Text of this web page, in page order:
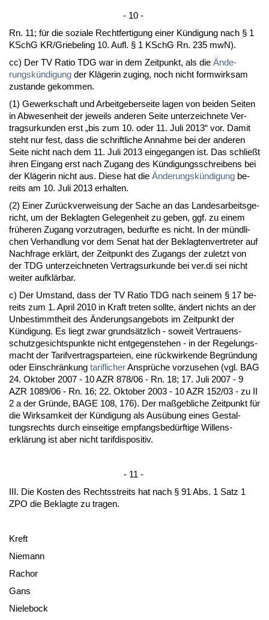
- 10 -
Rn. 11; für die so­zia­le Recht­fer­ti­gung ei­ner Kündi­gung nach § 1
KSchG KR/Grie­be­ling 10. Aufl. § 1 KSchG Rn. 235 mwN).
cc) Der TV Ra­tio TDG war in dem Zeit­punkt, als die Ände­
rungskündi­gung der Kläge­rin zu­ging, noch nicht form­wirk­sam
zu­stan­de ge­kom­men.
(1) Ge­werk­schaft und Ar­beit­ge­ber­sei­te la­gen von bei­den Sei­ten
in Ab­we­sen­heit der je­weils an­de­ren Sei­te un­ter­zeich­ne­te Ver­
trags­ur­kun­den erst „bis zum 10. oder 11. Ju­li 2013“ vor. Da­mit
steht nur fest, dass die schrift­li­che An­nah­me bei der an­de­ren
Sei­te nicht nach dem 11. Ju­li 2013 ein­ge­gan­gen ist. Das schließt
ih­ren Ein­gang erst nach Zu­gang des Kündi­gungs­schrei­bens bei
der Kläge­rin nicht aus. Die­se hat die Ände­rungskündi­gung be­
reits am 10. Ju­li 2013 er­hal­ten.
(2) Ei­ner Zurück­ver­wei­sung der Sa­che an das Lan­des­ar­beits­ge­
richt, um der Be­klag­ten Ge­le­gen­heit zu ge­ben, ggf. zu ei­nem
frühe­ren Zu­gang vor­zu­tra­gen, be­durf­te es nicht. In der münd­li­
chen Ver­hand­lung vor dem Se­nat hat der Be­klag­ten­ver­tre­ter auf
Nach­fra­ge erklärt, der Zeit­punkt des Zu­gangs der zu­letzt von
der TDG un­ter­zeich­ne­ten Ver­trags­ur­kun­de bei ver.di sei nicht
wei­ter aufklärbar.
c) Der Um­stand, dass der TV Ra­tio TDG nach sei­nem § 17 be­
reits zum 1. April 2010 in Kraft tre­ten soll­te, ändert nichts an der
Un­be­stimmt­heit des Ände­rungs­an­ge­bots im Zeit­punkt der
Kündi­gung. Es liegt zwar grundsätz­lich - so­weit Ver­trau­ens­
schutz­ge­sichts­punk­te nicht ent­ge­gen­ste­hen - in der Re­ge­lungs­
macht der Ta­rif­ver­trags­par­tei­en, ei­ne rück­wir­ken­de Be­gründung
oder Ein­schränkung ta­rif­li­cherAnsprüche vor­zu­se­hen (vgl. BAG
24. Ok­to­ber 2007 - 10 AZR 878/06 - Rn. 18; 17. Ju­li 2007 - 9
AZR 1089/06 - Rn. 16; 22. Ok­to­ber 2003 - 10 AZR 152/03 - zu II
2 a der Gründe, BA­GE 108, 176). Der maßgeb­li­che Zeit­punkt für
die Wirk­sam­keit der Kündi­gung als Ausübung ei­nes Ge­stal­
tungs­rechts durch ein­sei­ti­ge emp­fangs­bedürf­ti­ge Wil­lens­
erklärung ist aber nicht ta­rif­dis­po­si­tiv.
- 11 -
III. Die Kos­ten des Rechts­streits hat nach § 91 Abs. 1 Satz 1
ZPO die Be­klag­te zu tra­gen.
Kreft
Nie­mann
Ra­chor
Gans
Nie­le­bock